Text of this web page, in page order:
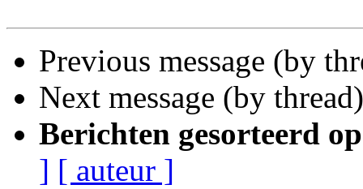
Previous message (by
Next message (by
Berichten gesorteerd
] [ auteur ]